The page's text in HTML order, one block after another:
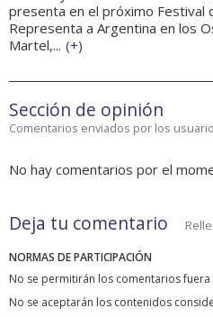
presenta en el próximo Festival
Representa a Argentina en los
Martel,... (+)
Sección de opinión
Comentarios enviados por los
No hay comentarios por el
Deja tu comentario
NORMAS DE PARTICIPACIÓN
No se permitirán los comentarios
No se aceptarán los contenidos